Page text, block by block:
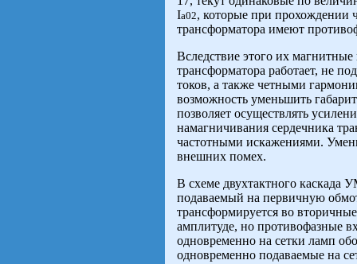
Iа02, которые при прохождении
трансформатора имеют
Вследствие этого их
трансформатора работает, не
токов, а также четными
возможность уменьшить
позволяет осуществлять
намагничивания сердечника
частотными искажениями.
внешних помех.
В схеме двухтактного каскада
подаваемый на первичную
трансформируется во
амплитуде, но противофазные
одновременно на сетки ламп
одновременно подаваемые на